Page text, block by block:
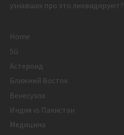
узнавших про это ликвидируют?
Home
5G
Астероид
Ближний Восток
Венесуэла
Индия vs Пакистан
Медицина